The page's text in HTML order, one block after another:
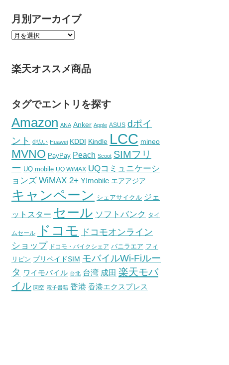
月別アーカイブ
楽天オススメ商品
タグでエントリを探す
Amazon ANA Anker Apple ASUS dポイ
ント
d払い Huawei KDDI Kindle LCC mineo
MVNO PayPay Peach Scoot SIMフリ
ー UQ mobile UQ WiMAX UQコミュニケーシ
ョンズ WiMAX 2+ Y!mobile エアアジア
キャンペーン シェアサイクル ジェ
ットスター セール ソフトバンク タイ
ムセール ドコモ
ドコモオンライン
ショップ ドコモ・バイクシェア バニラエア フィ
リピン プリペイドSIM モバイルWi-Fiルー
タ ワイモバイル 台北 台湾 成田 楽天モバ
イル 関空 電子書籍 香港 香港エクスプレス